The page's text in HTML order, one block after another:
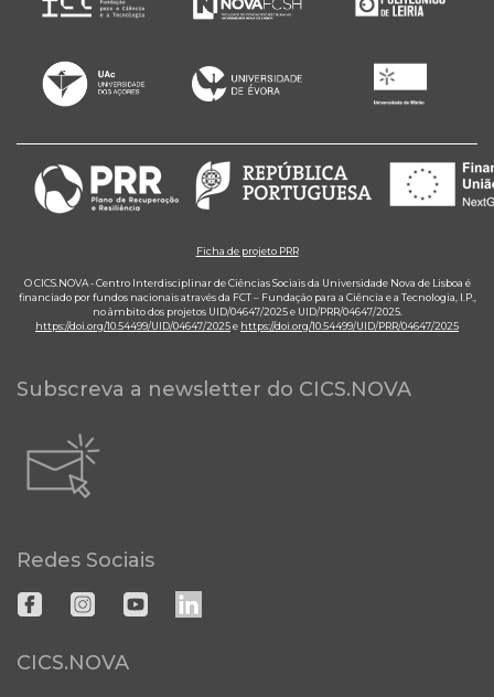
Ficha de projeto PRR
O CICS.NOVA - Centro Interdisciplinar de Ciências Sociais da Universidade Nova de Lisboa é
financiado por fundos nacionais através da FCT – Fundação para a Ciência e a Tecnologia, I.P.,
no âmbito dos projetos UID/04647/2025 e UID/PRR/04647/2025.
https://doi.org/10.54499/UID/04647/2025e https://doi.org/10.54499/UID/PRR/04647/2025
Subscreva a newsletter do CICS.NOVA
Redes Sociais
CICS.NOVA